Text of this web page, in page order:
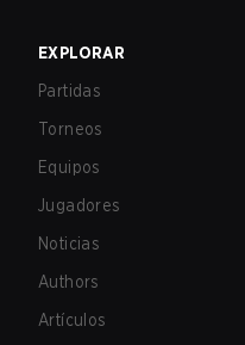
EXPLORAR
Partidas
Torneos
Equipos
Jugadores
Noticias
Authors
Artículos